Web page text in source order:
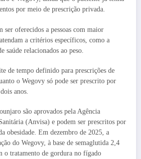
por meio de prescrição privada.
ser oferecidos a pessoas com maior
a critérios específicos, como a
saúde relacionados ao peso.
de tempo definido para prescrições de
o Wegovy só pode ser prescrito por
anos.
são aprovados pela Agência
(Anvisa) e podem ser prescritos por
obesidade. Em dezembro de 2025, a
do Wegovy, à base de semaglutida 2,4
o tratamento de gordura no fígado